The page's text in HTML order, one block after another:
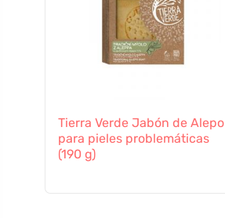
Tierra Verde Jabón de Alepo
para pieles problemáticas
(190 g)